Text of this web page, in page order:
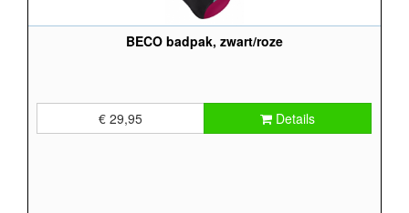
BECO badpak, zwart/roze
€ 29,95 Details